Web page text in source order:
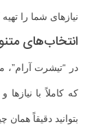
نیازهای شما را
انتخاب‌های
در “تیشرت آرام”،
که کاملاً با
بتوانید دقیقاً